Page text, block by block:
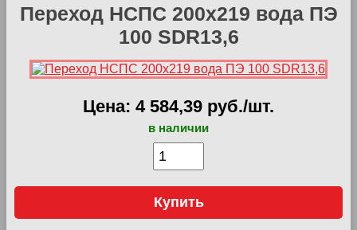
Переход НСПС 200х219 вода ПЭ
100 SDR13,6
Цена: 4 584,39 руб./шт.
в наличии
Купить